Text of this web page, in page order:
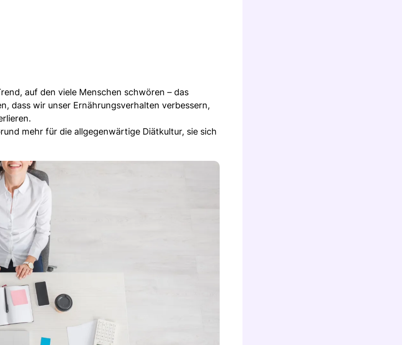
auf den viele Menschen schwören – das
dass wir unser Ernährungsverhalten verbessern,
mehr für die allgegenwärtige Diätkultur, sie sich